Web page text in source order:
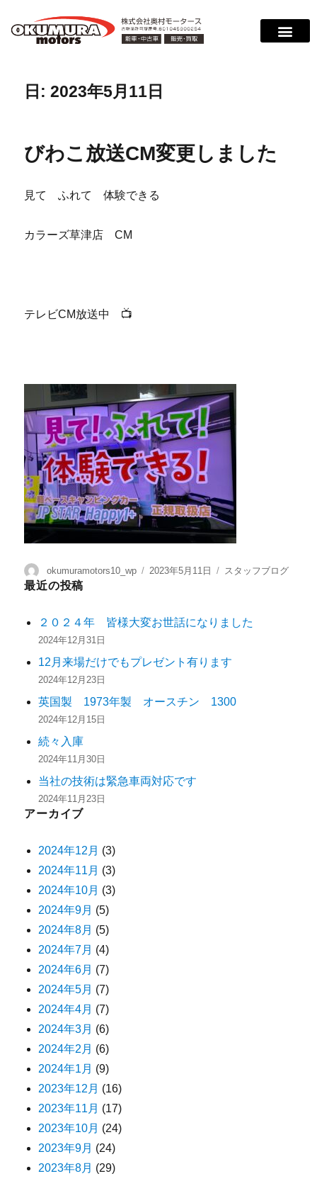
日:2023年5月11日
びわこ放送CM変更しました
見て ふれて 体験できる
カラーズ草津店 CM
テレビCM放送中 📺
okumuramotors10_wp 2023年5月11日 スタッフブログ
最近の投稿
２０２４年 皆様大変お世話になりました
2024年12月31日
12月来場だけでもプレゼント有ります
2024年12月23日
英国製 1973年製 オースチン 1300
2024年12月15日
続々入庫
2024年11月30日
当社の技術は緊急車両対応です
2024年11月23日
アーカイブ
2024年12月 (3)
2024年11月 (3)
2024年10月 (3)
2024年9月 (5)
2024年8月 (5)
2024年7月 (4)
2024年6月 (7)
2024年5月 (7)
2024年4月 (7)
2024年3月 (6)
2024年2月 (6)
2024年1月 (9)
2023年12月 (16)
2023年11月 (17)
2023年10月 (24)
2023年9月 (24)
2023年8月 (29)